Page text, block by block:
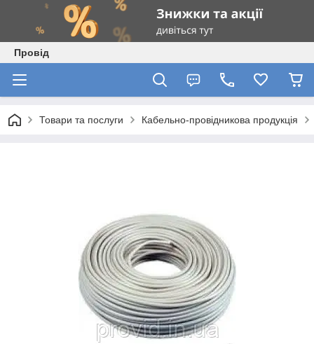
Провід
Товари та послуги Кабельно-провідникова продукція